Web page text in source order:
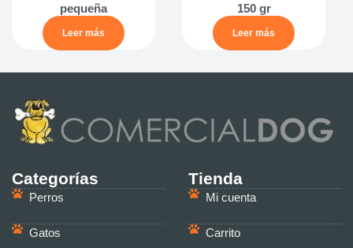
pequeña
Leer más
150 gr
Leer más
Categorías
Perros
Gatos
Tienda
Mi cuenta
Carrito